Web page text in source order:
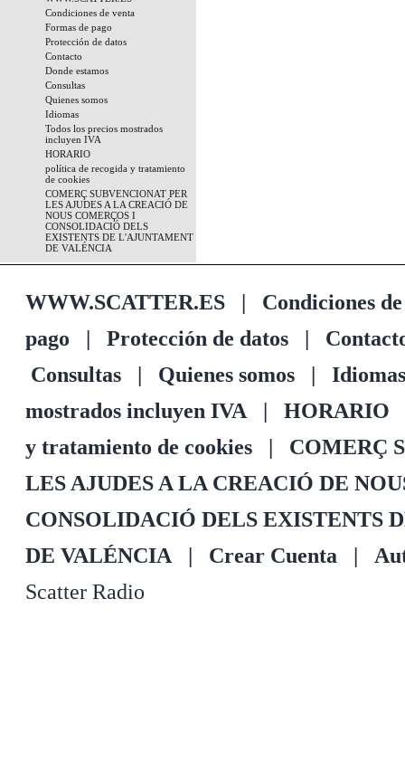
Condiciones de venta
Formas de pago
Protección de datos
Contacto
Donde estamos
Consultas
Quienes somos
Idiomas
Todos los precios mostrados
incluyen IVA
HORARIO
política de recogida y tratamiento
de cookies
COMERÇ SUBVENCIONAT PER
LES AJUDES A LA CREACIÓ DE
NOUS COMERÇOS I
CONSOLIDACIÓ DELS
EXISTENTS DE L'AJUNTAMENT
DE VALÉNCIA
WWW.SCATTER.ES | Condiciones
pago | Protección de datos |
Consultas | Quienes somos | Idiomas
mostrados incluyen IVA | HORARIO
y tratamiento de cookies | COMERÇ
LES AJUDES A LA CREACIÓ DE
CONSOLIDACIÓ DELS EXISTENTS
DE VALÉNCIA | Crear Cuenta |
Scatter Radio